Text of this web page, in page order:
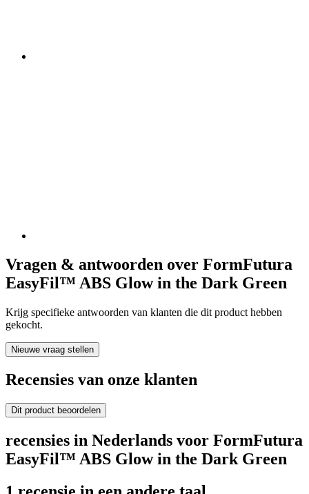
Vragen & antwoorden over FormFutura
EasyFil™ ABS Glow in the Dark Green
Krijg specifieke antwoorden van klanten die dit product hebben
gekocht.
Nieuwe vraag stellen
Recensies van onze klanten
Dit product beoordelen
recensies in Nederlands voor FormFutura
EasyFil™ ABS Glow in the Dark Green